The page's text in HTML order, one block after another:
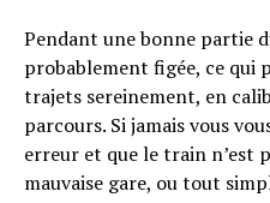
Pendant une bonne partie
probablement figée, ce qui
trajets sereinement, en
parcours. Si jamais vous
erreur et que le train n’est
mauvaise gare, ou tout